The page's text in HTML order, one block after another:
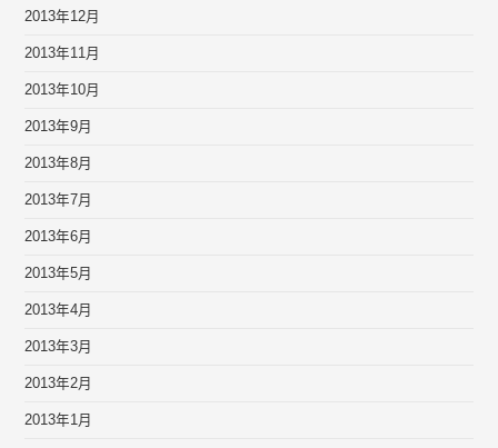
2013年12月
2013年11月
2013年10月
2013年9月
2013年8月
2013年7月
2013年6月
2013年5月
2013年4月
2013年3月
2013年2月
2013年1月